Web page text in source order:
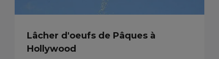
Lâcher d'oeufs de Pâques à
Hollywood